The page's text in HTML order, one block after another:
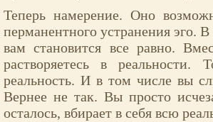
Теперь намерение. Оно
перманентного устранения эго.
вам становится все равно.
растворяетесь в
реальность. И в том числе вы
Вернее не так. Вы просто
осталось, вбирает в себя всю